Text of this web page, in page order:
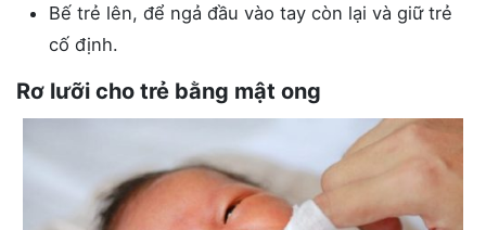
Bế trẻ lên, để ngả đầu vào tay còn lại và giữ trẻ
cố định.
Rơ lưỡi cho trẻ bằng mật ong